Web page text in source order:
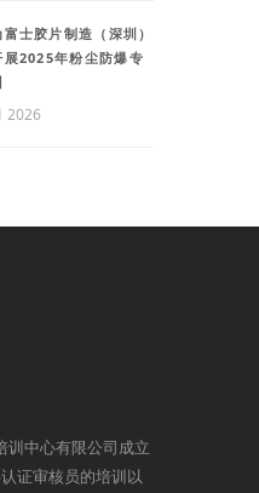
士胶片制造（深圳）
展2025年粉尘防爆专
2026
训中心有限公司成立
证审核员的培训以